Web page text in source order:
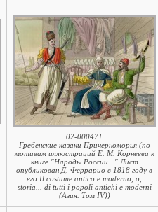
02-000471
Гребенские казаки Причерноморья (по
мотивам иллюстраций Е. М. Корнеева к
книге "Народы России..." Лист
опубликован Д. Феррарио в 1818 году в
его Il costume antico e moderno, o,
storia... di tutti i popoli antichi e moderni
(Азия. Том IV))